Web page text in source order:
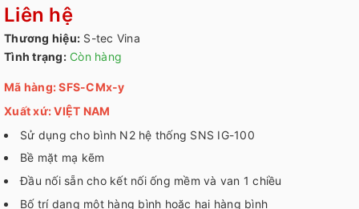
Liên hệ
Thương hiệu: S-tec Vina
Tình trạng: Còn hàng
Mã hàng: SFS-CMx-y
Xuất xứ: VIỆT NAM
Sử dụng cho bình N2 hệ thống SNS IG-100
Bề mặt mạ kẽm
Đầu nối sẵn cho kết nối ống mềm và van 1 chiều
Bố trí dạng một hàng bình hoặc hai hàng bình